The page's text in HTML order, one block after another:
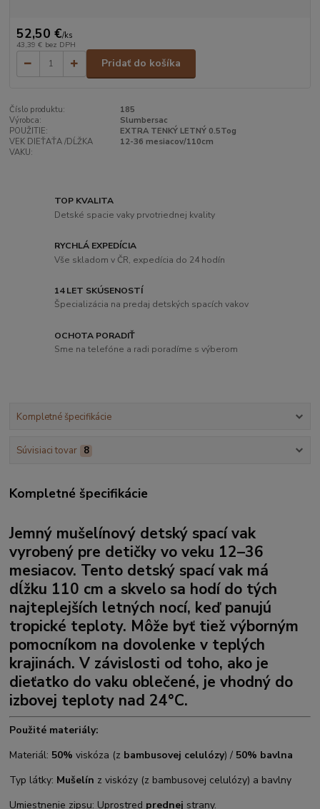
52,50 €/ks
43,39 € bez DPH
Pridať do košíka
Číslo produktu:
185
Výrobca:
Slumbersac
POUŽITIE:
EXTRA TENKÝ LETNÝ 0.5Tog
VEK DIEŤAŤA /DĹŽKA
VAKU:
12-36 mesiacov/110cm
TOP KVALITA
Detské spacie vaky prvotriednej kvality
RYCHLÁ EXPEDÍCIA
Vše skladom v ČR, expedícia do 24 hodín
14 LET SKÚSENOSTÍ
Špecializácia na predaj detských spacích vakov
OCHOTA PORADIŤ
Sme na telefóne a radi poradíme s výberom
Kompletné špecifikácie
Súvisiaci tovar 8
Kompletné špecifikácie
Jemný mušelínový detský spací vak
vyrobený pre detičky vo veku 12–36
mesiacov. Tento detský spací vak má
dĺžku 110 cm a skvelo sa hodí do tých
najteplejších letných nocí, keď panujú
tropické teploty. Môže byť tiež výborným
pomocníkom na dovolenke v teplých
krajinách. V závislosti od toho, ako je
dieťatko do vaku oblečené, je vhodný do
izbovej teploty nad 24°C.
Použité materiály:
Materiál: 50% viskóza (z bambusovej celulózy) / 50% bavlna
Typ látky: Mušelín z viskózy (z bambusovej celulózy) a bavlny
Umiestnenie zipsu: Uprostred prednej strany.